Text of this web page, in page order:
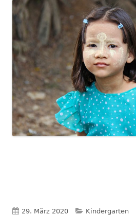
Veröffentlicht
29. März 2020 Kategorien
Kindergarten